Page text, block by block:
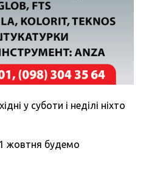
у суботи і неділі ніхто
жовтня будемо